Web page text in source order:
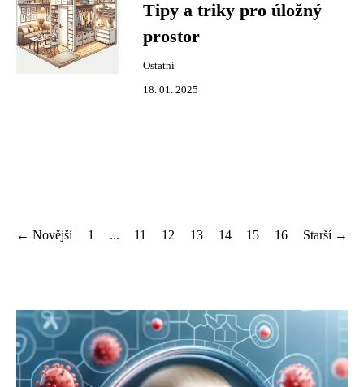
Tipy a triky pro úložný
prostor
Ostatní
18. 01. 2025
← Novější 1 ... 11 12 13 14 15 16 Starší →